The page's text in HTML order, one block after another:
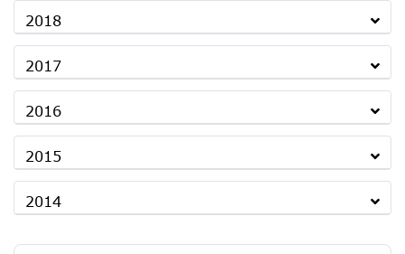
2018
2017
2016
2015
2014